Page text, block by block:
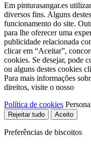
Em pinturasangar.es
diversos fins. Alguns
funcionamento do site.
para lhe oferecer uma
publicidade relacionada
clicar em “Aceitar”,
cookies. Se desejar, pode
ou alguns destes cookies
Para mais informações
direitos, visite o nosso
Política de cookies
Rejeitar tudo Aceito
Preferências de biscoitos